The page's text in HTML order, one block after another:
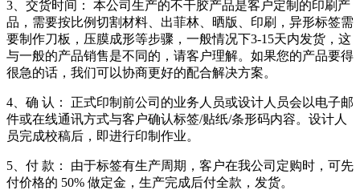
3、交货时间： 本公司生产的不干胶产品是客户定制的印刷产
品，需要按比例切割材料、出菲林、晒版、印刷，异形标签需
要制作刀板，压膜成形等步骤，一般情况下3-15天内发货，这
与一般的产品销售是不同的，请客户理解。如果您的产品要得
很急的话，我们可以协商更好的配合解决方案。
4、确 认： 正式印制前公司的业务人员或设计人员会以电子邮
件或在线通讯方式与客户确认标签/贴纸/条形码内容。设计人
员完成校稿后，即进行印制作业。
5、付 款： 由于标签有生产周期，客户在我公司定购时，可先
付价格的 50% 做定金，生产完成后付全款，发货。